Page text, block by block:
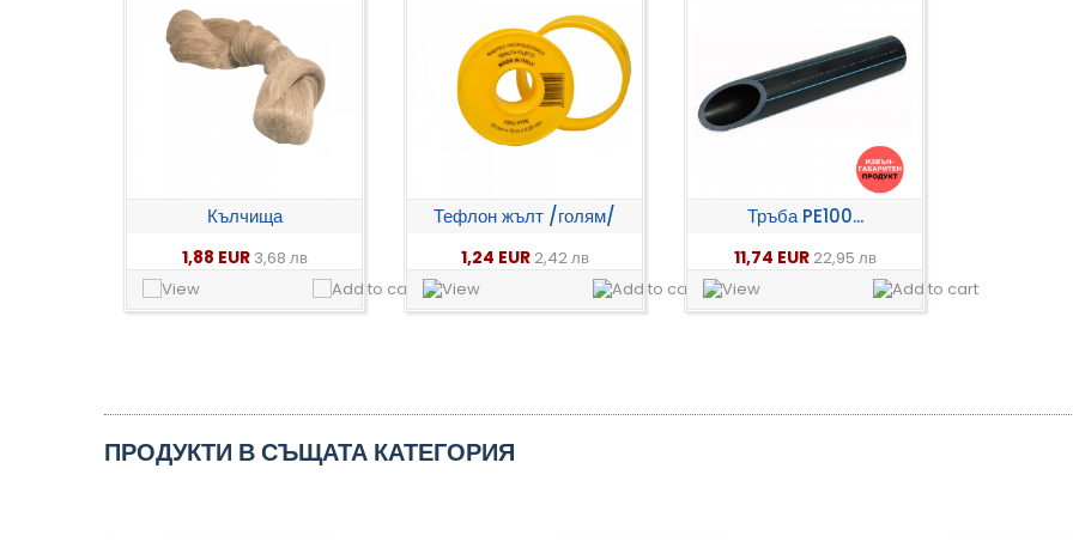
Кълчища
1,88 EUR 3,68 лв
Тефлон жълт /голям/
1,24 EUR 2,42 лв
Тръба PE100...
11,74 EUR 22,95 лв
ПРОДУКТИ В СЪЩАТА КАТЕГОРИЯ